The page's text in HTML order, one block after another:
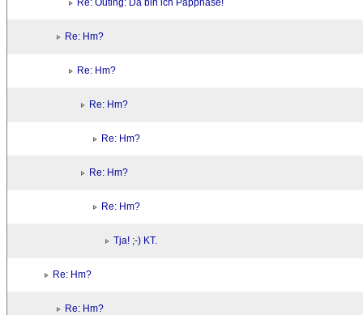
Re: Outing: Da bin ich Pappnase!
Re: Hm?
Re: Hm?
Re: Hm?
Re: Hm?
Re: Hm?
Re: Hm?
Tja! ;-) KT.
Re: Hm?
Re: Hm?